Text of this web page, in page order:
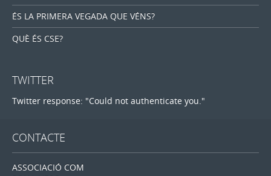
ÉS LA PRIMERA VEGADA QUE VÉNS?
QUÈ ÉS CSE?
TWITTER
Twitter response: "Could not authenticate you."
CONTACTE
ASSOCIACIÓ COM